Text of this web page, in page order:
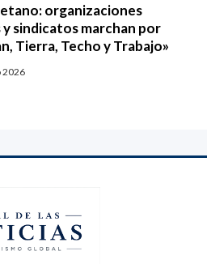
organizaciones
y sindicatos marchan por
Tierra, Techo y Trabajo»
2026